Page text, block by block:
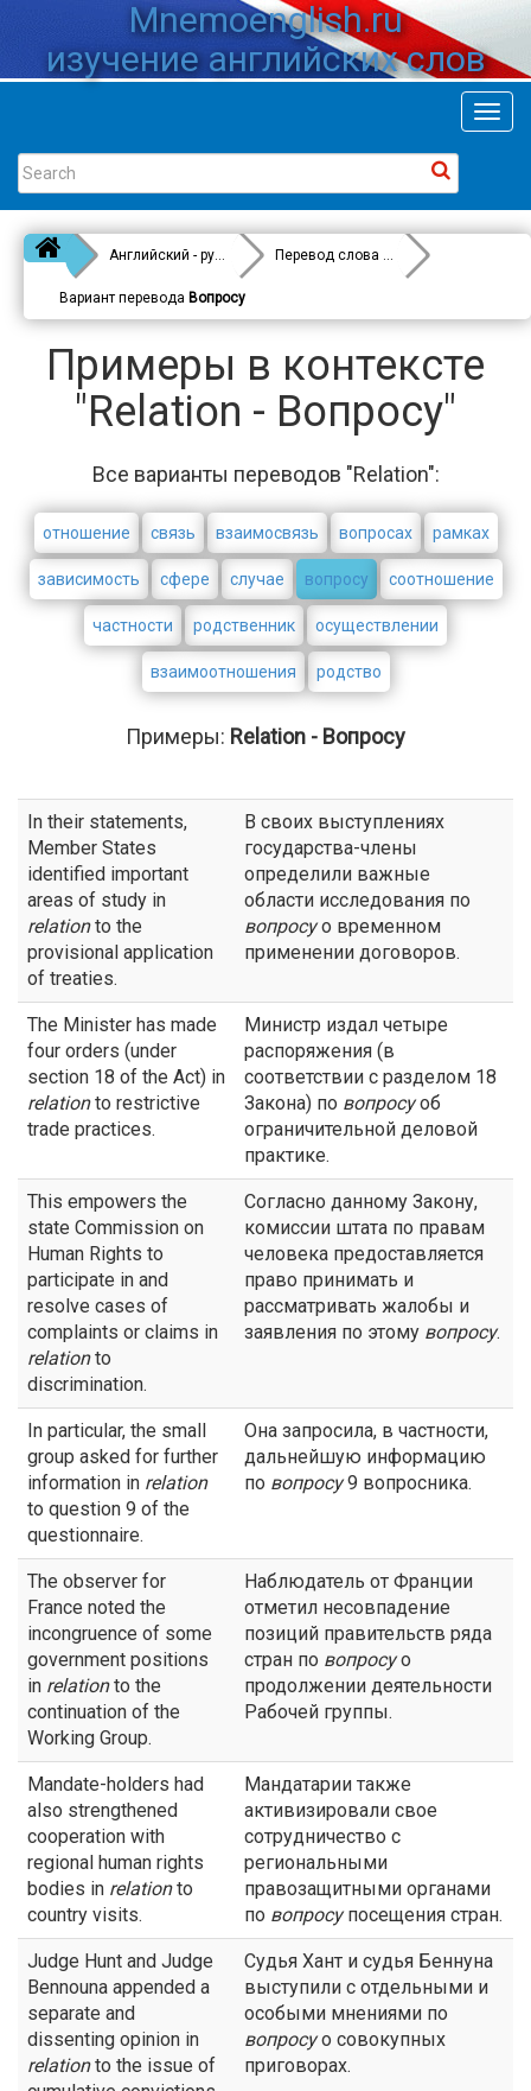
Mnemoenglish.ru
изучение английских слов
Английский - русский Перевод слова
Relation
Вариант перевода Вопросу
Примеры в контексте
"Relation - Вопросу"
Все варианты переводов "Relation":
отношение связь взаимосвязь вопросах рамках
зависимость сфере случае вопросу соотношение
частности родственник осуществлении
взаимоотношения родство
Примеры: Relation - Вопросу
In their statements,
Member States
identified important
areas of study in
relationto the
provisional application
of treaties.
В своих выступлениях
государства-члены
определили важные
области исследования по
вопросуо временном
применении договоров.
The Minister has made
four orders (under
section 18 of the Act) in
relationto restrictive
trade practices.
Министр издал четыре
распоряжения (в
соответствии с разделом 18
Закона) по вопросуоб
ограничительной деловой
практике.
This empowers the
state Commission on
Human Rights to
participate in and
resolve cases of
complaints or claims in
relationto
discrimination.
Согласно данному Закону,
комиссии штата по правам
человека предоставляется
право принимать и
рассматривать жалобы и
заявления по этому вопросу.
In particular, the small
group asked for further
information in relation
to question 9 of the
questionnaire.
Она запросила, в частности,
дальнейшую информацию
по вопросу9 вопросника.
The observer for
France noted the
incongruence of some
government positions
in relationto the
continuation of the
Working Group.
Наблюдатель от Франции
отметил несовпадение
позиций правительств ряда
стран по вопросуо
продолжении деятельности
Рабочей группы.
Mandate-holders had
also strengthened
cooperation with
regional human rights
bodies in relationto
country visits.
Мандатарии также
активизировали свое
сотрудничество с
региональными
правозащитными органами
по вопросупосещения стран.
Judge Hunt and Judge
Bennouna appended a
separate and
dissenting opinion in
relationto the issue of
Судья Хант и судья Беннуна
выступили с отдельными и
особыми мнениями по
вопросуо совокупных
приговорах.